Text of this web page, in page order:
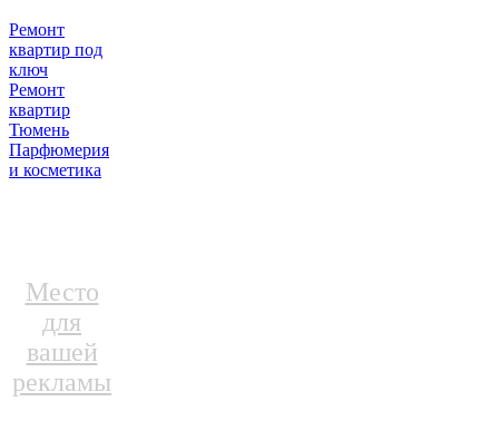
Ремонт
квартир под
ключ
Ремонт
квартир
Тюмень
Парфюмерия
и косметика
Место
для
вашей
рекламы